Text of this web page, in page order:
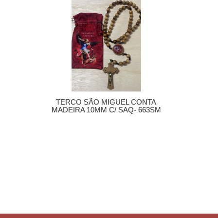
TERCO SÃO MIGUEL CONTA
MADEIRA 10MM C/ SAQ- 663SM